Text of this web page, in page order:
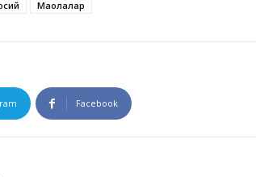
Мақолалар
Facebook